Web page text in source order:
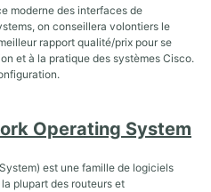
moderne des interfaces de
on conseillera volontiers le
rapport qualité/prix pour se
et à la pratique des systèmes Cisco.
Operating System
est une famille de logiciels
plupart des routeurs et